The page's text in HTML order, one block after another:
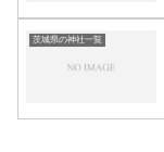
茨城県の神社一覧